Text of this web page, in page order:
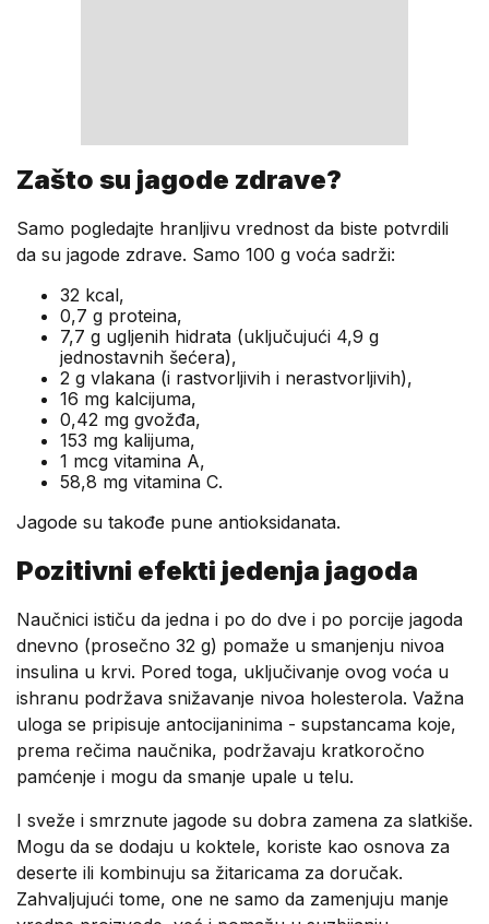
Zašto su jagode zdrave?
Samo pogledajte hranljivu vrednost da biste potvrdili
da su jagode zdrave. Samo 100 g voća sadrži:
32 kcal,
0,7 g proteina,
7,7 g ugljenih hidrata (uključujući 4,9 g
jednostavnih šećera),
2 g vlakana (i rastvorljivih i nerastvorljivih),
16 mg kalcijuma,
0,42 mg gvožđa,
153 mg kalijuma,
1 mcg vitamina A,
58,8 mg vitamina C.
Jagode su takođe pune antioksidanata.
Pozitivni efekti jedenja jagoda
Naučnici ističu da jedna i po do dve i po porcije jagoda
dnevno (prosečno 32 g) pomaže u smanjenju nivoa
insulina u krvi. Pored toga, uključivanje ovog voća u
ishranu podržava snižavanje nivoa holesterola. Važna
uloga se pripisuje antocijaninima - supstancama koje,
prema rečima naučnika, podržavaju kratkoročno
pamćenje i mogu da smanje upale u telu.
I sveže i smrznute jagode su dobra zamena za slatkiše.
Mogu da se dodaju u koktele, koriste kao osnova za
deserte ili kombinuju sa žitaricama za doručak.
Zahvaljujući tome, one ne samo da zamenjuju manje